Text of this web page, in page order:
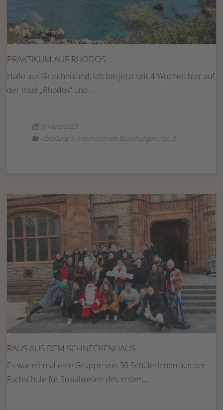
PRAKTIKUM AUF RHODOS
Hallo aus Griechenland, ich bin jetzt seit 4 Wochen hier auf
der Insel „Rhodos“ und…
9. März 2023
Abteilung 3, internationale Beziehungen Abt. 3
RAUS AUS DEM SCHNECKENHAUS
Es war einmal eine Gruppe von 30 SchülerInnen aus der
Fachschule für Sozialwesen des ersten…